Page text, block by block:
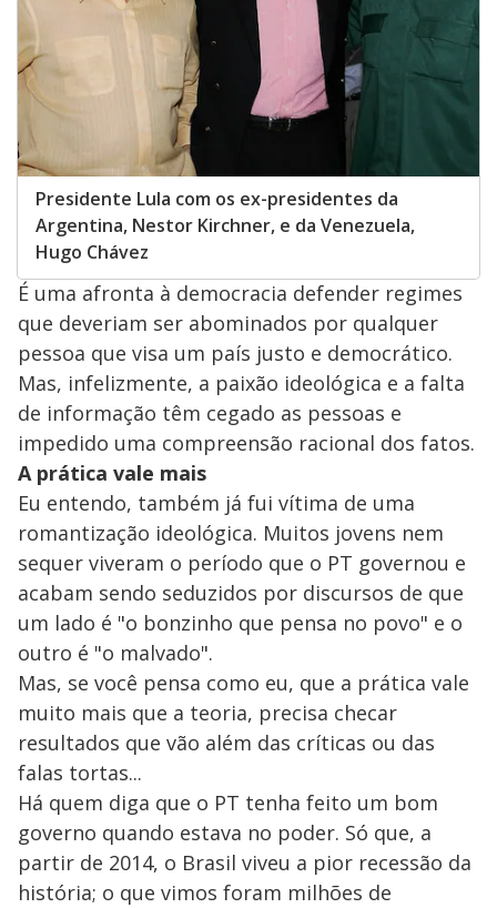
Presidente Lula com os ex-presidentes da
Argentina, Nestor Kirchner, e da Venezuela,
Hugo Chávez
É uma afronta à democracia defender regimes
que deveriam ser abominados por qualquer
pessoa que visa um país justo e democrático.
Mas, infelizmente, a paixão ideológica e a falta
de informação têm cegado as pessoas e
impedido uma compreensão racional dos fatos.
A prática vale mais
Eu entendo, também já fui vítima de uma
romantização ideológica. Muitos jovens nem
sequer viveram o período que o PT governou e
acabam sendo seduzidos por discursos de que
um lado é "o bonzinho que pensa no povo" e o
outro é "o malvado".
Mas, se você pensa como eu, que a prática vale
muito mais que a teoria, precisa checar
resultados que vão além das críticas ou das
falas tortas...
Há quem diga que o PT tenha feito um bom
governo quando estava no poder. Só que, a
partir de 2014, o Brasil viveu a pior recessão da
história; o que vimos foram milhões de